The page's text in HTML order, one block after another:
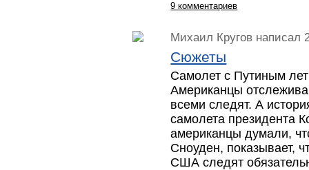
9 комментариев
Михаил Кругов написал
Сюжеты
Самолет с Путиным
Американцы
всеми следят. А
самолета президента
американцы думали,
Сноуден, показывает,
США следят